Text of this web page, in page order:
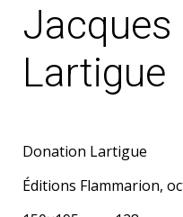
Jacques
Lartigue
Donation Lartigue
Éditions Flammarion,